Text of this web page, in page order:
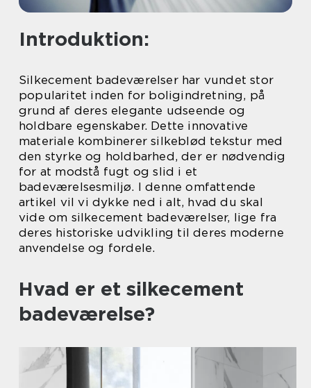
Introduktion:
Silkecement badeværelser har vundet stor
popularitet inden for boligindretning, på
grund af deres elegante udseende og
holdbare egenskaber. Dette innovative
materiale kombinerer silkeblød tekstur med
den styrke og holdbarhed, der er nødvendig
for at modstå fugt og slid i et
badeværelsesmiljø. I denne omfattende
artikel vil vi dykke ned i alt, hvad du skal
vide om silkecement badeværelser, lige fra
deres historiske udvikling til deres moderne
anvendelse og fordele.
Hvad er et silkecement
badeværelse?